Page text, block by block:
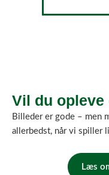
Vil du opleve
Billeder er gode – men
allerbedst, når vi spiller
Læs